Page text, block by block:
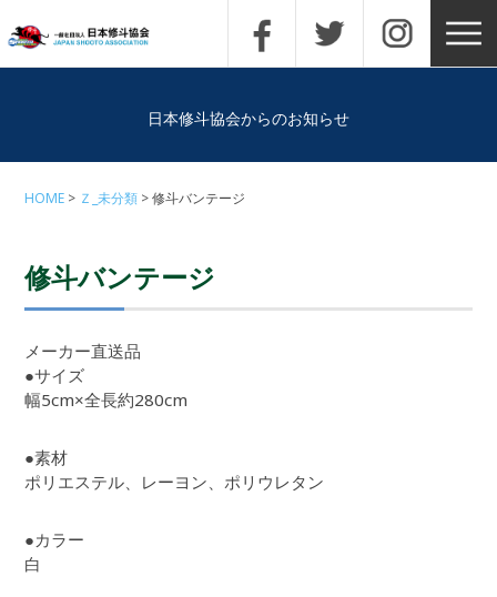
日本修斗協会からのお知らせ
HOME Ｚ_未分類 修斗バンテージ
修斗バンテージ
メーカー直送品
●サイズ
幅5cm×全長約280cm
●素材
ポリエステル、レーヨン、ポリウレタン
●カラー
白